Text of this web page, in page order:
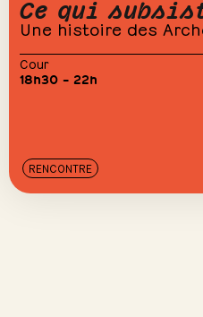
Ce qui
Une histoire des
Cour
18h30 – 22h
RENCONTRE